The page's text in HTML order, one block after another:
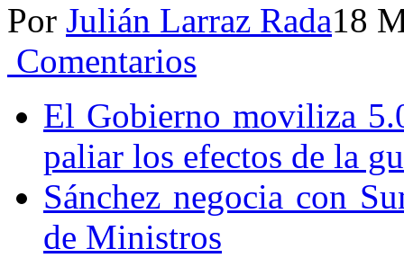
Por Julián Larraz Rada18
Comentarios
El Gobierno moviliza
paliar los efectos de la
Sánchez negocia con
de Ministros